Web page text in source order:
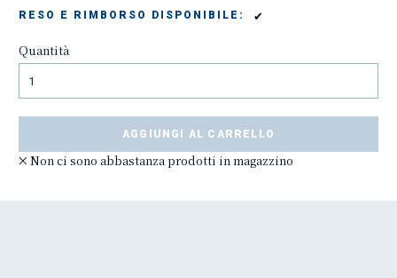
RESO E RIMBORSO DISPONIBILE: ✔
Quantità
AGGIUNGI AL CARRELLO
Non ci sono abbastanza prodotti in magazzino